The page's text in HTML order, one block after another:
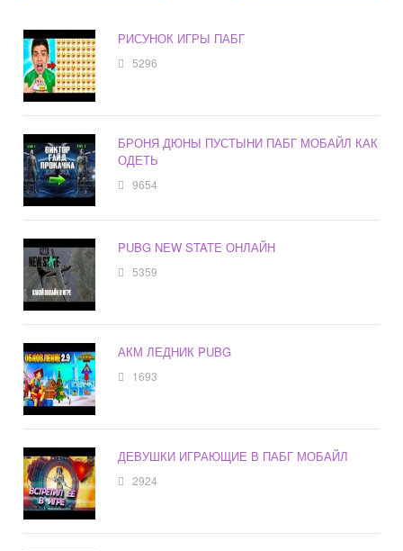
РИСУНОК ИГРЫ ПАБГ
5296
БРОНЯ ДЮНЫ ПУСТЫНИ ПАБГ МОБАЙЛ КАК
ОДЕТЬ
9654
PUBG NEW STATE ОНЛАЙН
5359
АКМ ЛЕДНИК PUBG
1693
ДЕВУШКИ ИГРАЮЩИЕ В ПАБГ МОБАЙЛ
2924